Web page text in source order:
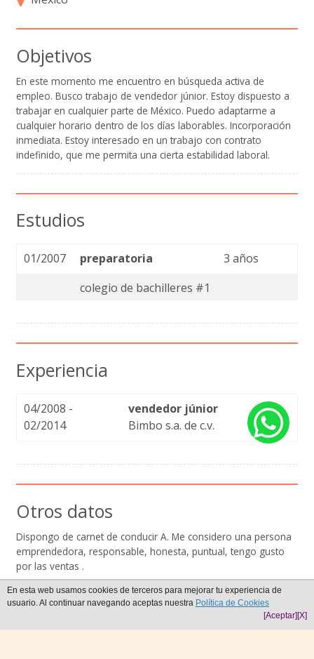
Objetivos
En este momento me encuentro en búsqueda activa de
empleo. Busco trabajo de vendedor júnior. Estoy dispuesto a
trabajar en cualquier parte de México. Puedo adaptarme a
cualquier horario dentro de los días laborables. Incorporación
inmediata. Estoy interesado en un trabajo con contrato
indefinido, que me permita una cierta estabilidad laboral.
Estudios
01/2007 preparatoria
3 años
colegio de bachilleres #1
Experiencia
04/2008 -
02/2014
vendedor júnior
Bimbo s.a. de c.v.
Otros datos
Dispongo de carnet de conducir A. Me considero una persona
emprendedora, responsable, honesta, puntual, tengo gusto
por las ventas .
En esta web usamos cookies de terceros para mejorar tu experiencia de
usuario. Al continuar navegando aceptas nuestra Política de Cookies
[X]
[Aceptar]